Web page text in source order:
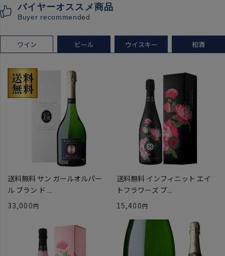
[クール配送]
バイヤーオススメ商品
Buyer recommended
ワイン ビール ウイスキー 和酒
送料無料 サン ガールオルパー
ル ブラン ド ...
33,000
送料無料 インフィニット エイ
トフラワーズ ブ...
15,400